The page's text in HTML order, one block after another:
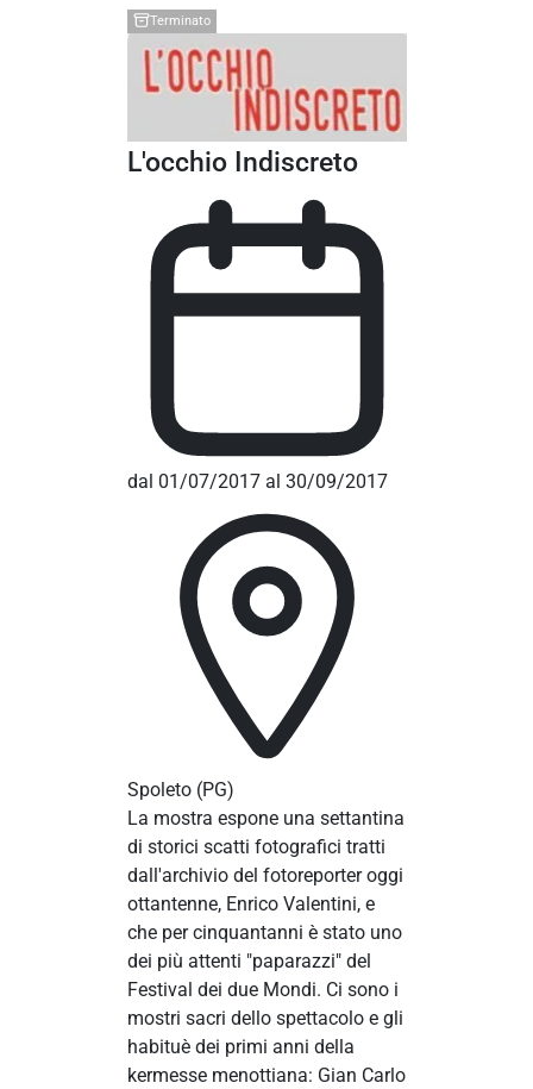
Terminato
L'occhio Indiscreto
dal 01/07/2017 al 30/09/2017
Spoleto (PG)
La mostra espone una settantina
di storici scatti fotografici tratti
dall'archivio del fotoreporter oggi
ottantenne, Enrico Valentini, e
che per cinquantanni è stato uno
dei più attenti "paparazzi" del
Festival dei due Mondi. Ci sono i
mostri sacri dello spettacolo e gli
habituè dei primi anni della
kermesse menottiana: Gian Carlo